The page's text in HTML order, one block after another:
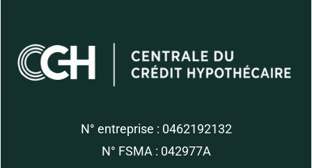
N° entreprise : 0462192132
N° FSMA : 042977A